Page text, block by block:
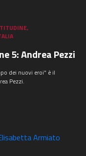
,
5: Andrea Pezzi
dei nuovi eroi" è il
Pezzi.